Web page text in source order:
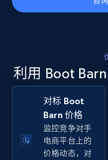
5.6K+ 877+
Walmart - products -
specific keywords
URL, Final price, Sku,
Specifications, Image
more.
5.6K+ 877+
利用 Boot
对标 Boot
Barn 价格
监控竞争对手
电商平台上的
价格动态，对